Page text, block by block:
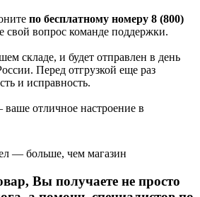
по бесплатному номеру 8 (800)
свой вопрос команде поддержки.
складе, и будет отправлен в день
Перед отгрузкой еще раз
и исправность.
отличное настроение в
— больше, чем магазин
Вы получаете не просто